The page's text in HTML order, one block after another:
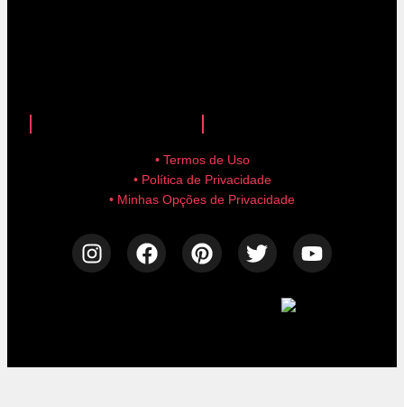
• Termos de Uso
• Política de Privacidade
• Minhas Opções de Privacidade